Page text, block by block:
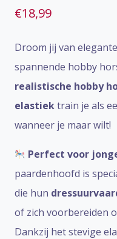
€18,99
Droom jij van
spannende hobby
realistische hobby
elastiektrain je als
wanneer je maar wilt!
Perfect voor
paardenhoofd is
die hun
of zich voorbereiden
Dankzij het stevige